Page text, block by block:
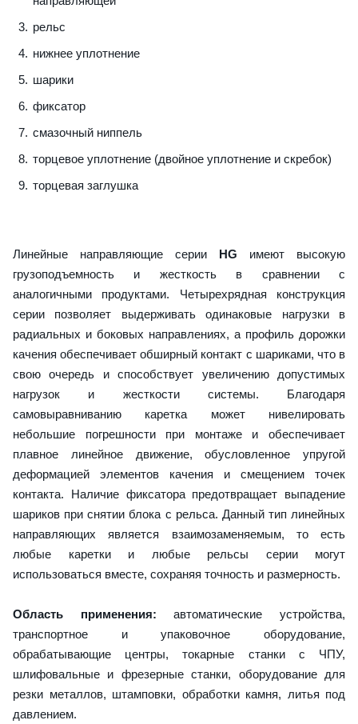
рельс
нижнее уплотнение
шарики
фиксатор
смазочный ниппель
торцевое уплотнение (двойное уплотнение и скребок)
торцевая заглушка
Линейные направляющие серии HG имеют высокую
грузоподъемность и жесткость в сравнении с
аналогичными продуктами. Четырехрядная конструкция
серии позволяет выдерживать одинаковые нагрузки в
радиальных и боковых направлениях, а профиль дорожки
качения обеспечивает обширный контакт с шариками, что в
свою очередь и способствует увеличению допустимых
нагрузок и жесткости системы. Благодаря
самовыравниванию каретка может нивелировать
небольшие погрешности при монтаже и обеспечивает
плавное линейное движение, обусловленное упругой
деформацией элементов качения и смещением точек
контакта. Наличие фиксатора предотвращает выпадение
шариков при снятии блока с рельса. Данный тип линейных
направляющих является взаимозаменяемым, то есть
любые каретки и любые рельсы серии могут
использоваться вместе, сохраняя точность и размерность.
Область применения: автоматические устройства,
транспортное и упаковочное оборудование,
обрабатывающие центры, токарные станки с ЧПУ,
шлифовальные и фрезерные станки, оборудование для
резки металлов, штамповки, обработки камня, литья под
давлением.